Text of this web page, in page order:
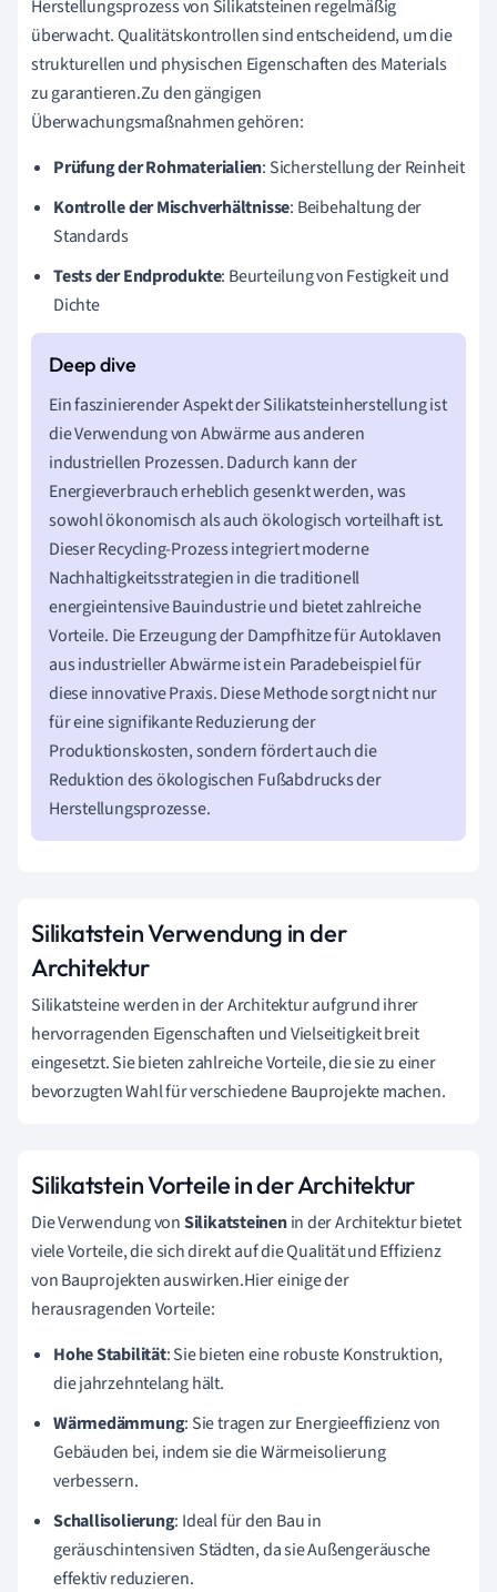
Herstellungsprozess von Silikatsteinen regelmäßig
überwacht. Qualitätskontrollen sind entscheidend, um die
strukturellen und physischen Eigenschaften des Materials
zu garantieren.Zu den gängigen
Überwachungsmaßnahmen gehören:
Prüfung der Rohmaterialien: Sicherstellung der Reinheit
Kontrolle der Mischverhältnisse: Beibehaltung der
Standards
Tests der Endprodukte: Beurteilung von Festigkeit und
Dichte
Ein faszinierender Aspekt der Silikatsteinherstellung ist
die Verwendung von Abwärme aus anderen
industriellen Prozessen. Dadurch kann der
Energieverbrauch erheblich gesenkt werden, was
sowohl ökonomisch als auch ökologisch vorteilhaft ist.
Dieser Recycling-Prozess integriert moderne
Nachhaltigkeitsstrategien in die traditionell
energieintensive Bauindustrie und bietet zahlreiche
Vorteile. Die Erzeugung der Dampfhitze für Autoklaven
aus industrieller Abwärme ist ein Paradebeispiel für
diese innovative Praxis. Diese Methode sorgt nicht nur
für eine signifikante Reduzierung der
Produktionskosten, sondern fördert auch die
Reduktion des ökologischen Fußabdrucks der
Herstellungsprozesse.
Silikatstein Verwendung in der
Architektur
Silikatsteine werden in der Architektur aufgrund ihrer
hervorragenden Eigenschaften und Vielseitigkeit breit
eingesetzt. Sie bieten zahlreiche Vorteile, die sie zu einer
bevorzugten Wahl für verschiedene Bauprojekte machen.
Silikatstein Vorteile in der Architektur
Die Verwendung vonSilikatsteinenin der Architektur bietet
viele Vorteile, die sich direkt auf die Qualität und Effizienz
von Bauprojekten auswirken.Hier einige der
herausragenden Vorteile:
Hohe Stabilität: Sie bieten eine robuste Konstruktion,
die jahrzehntelang hält.
Wärmedämmung: Sie tragen zur Energieeffizienz von
Gebäuden bei, indem sie die Wärmeisolierung
verbessern.
Schallisolierung: Ideal für den Bau in
geräuschintensiven Städten, da sie Außengeräusche
effektiv reduzieren.